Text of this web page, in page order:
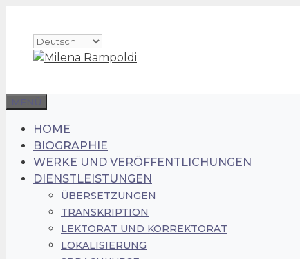
springenSprache
auswählen
MENÜ
HOME
BIOGRAPHIE
WERKE UND VERÖFFENTLICHUNGEN
DIENSTLEISTUNGEN
ÜBERSETZUNGEN
TRANSKRIPTION
LEKTORAT UND KORREKTORAT
LOKALISIERUNG